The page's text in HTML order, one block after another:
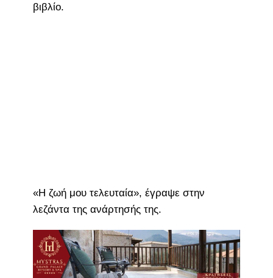
βιβλίο.
«Η ζωή μου τελευταία», έγραψε στην
λεζάντα της ανάρτησής της.